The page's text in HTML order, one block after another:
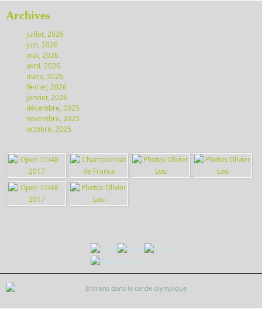
Archives
juillet, 2026
juin, 2026
mai, 2026
avril, 2026
mars, 2026
février, 2026
janvier, 2026
décembre, 2025
novembre, 2025
octobre, 2025